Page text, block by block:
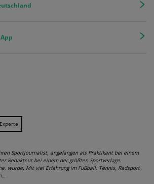
Sportjournalist, angefangen als Praktikant bei einem
Redakteur bei einem der größten Sportverlage
wurde. Mit viel Erfahrung im Fußball, Tennis, Radsport